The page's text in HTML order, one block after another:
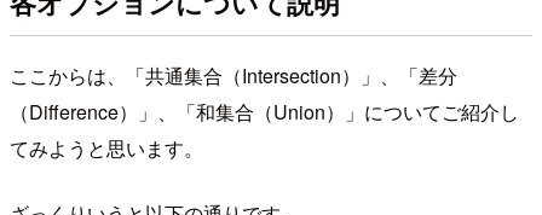
ここからは、「共通集合（Intersection）」、「差分
（Difference）」、「和集合（Union）」についてご紹介し
てみようと思います。